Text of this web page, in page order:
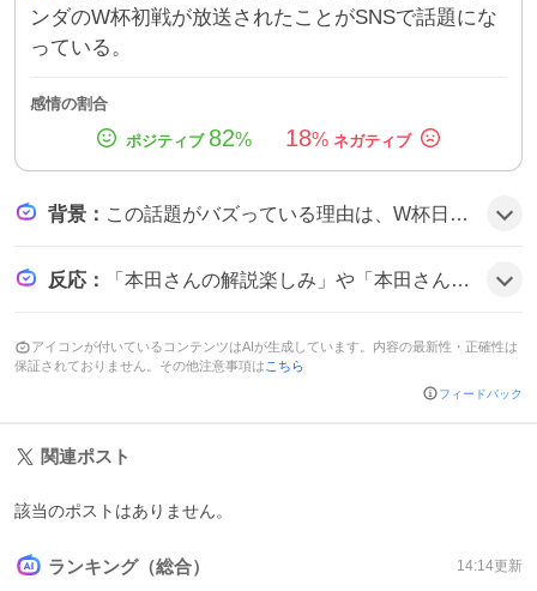
ンダのW杯初戦が放送されたことがSNSで話題にな
っている。
感情の割合
82% 18%
背景 ： この話題がバズっている理由は、W杯日本代表初戦という大イベントに加えて、元日本代表選手の本田圭佑がNHKで解説に初挑戦したことがファンの期待を呼び、盛り上がりを見せているようだ。
反応 ： 「本田さんの解説楽しみ」や「本田さんだよー！」と期待の声が多く、「本田さん節が試合前から垣間見えてよし笑」や「本田さんがNHKで解説務めるとは思わなかった」など驚きと喜びが混ざった雰囲気だ。
アイコンが付いているコンテンツはAIが生成しています。内容の最新性・正確性は
保証されておりません。その他注意事項は こちら
フィードバック
関連ポスト
該当のポストはありません。
ランキング（総合） 14:14更新